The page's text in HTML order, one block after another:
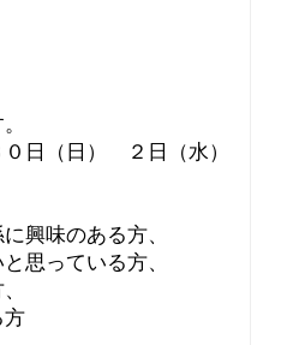
日（日） ２日（水）
興味のある方、
思っている方、
方